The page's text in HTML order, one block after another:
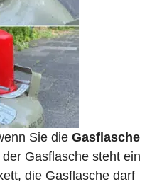
Sie die Gasflasche
Gasflasche steht ein
die Gasflasche darf